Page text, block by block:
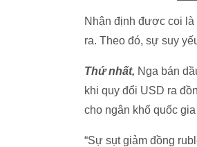
Nhận định được coi là
ra. Theo đó, sự suy
Thứ nhất, Nga bán
khi quy đổi USD ra
cho ngân khố quốc
“Sự sụt giảm đồng